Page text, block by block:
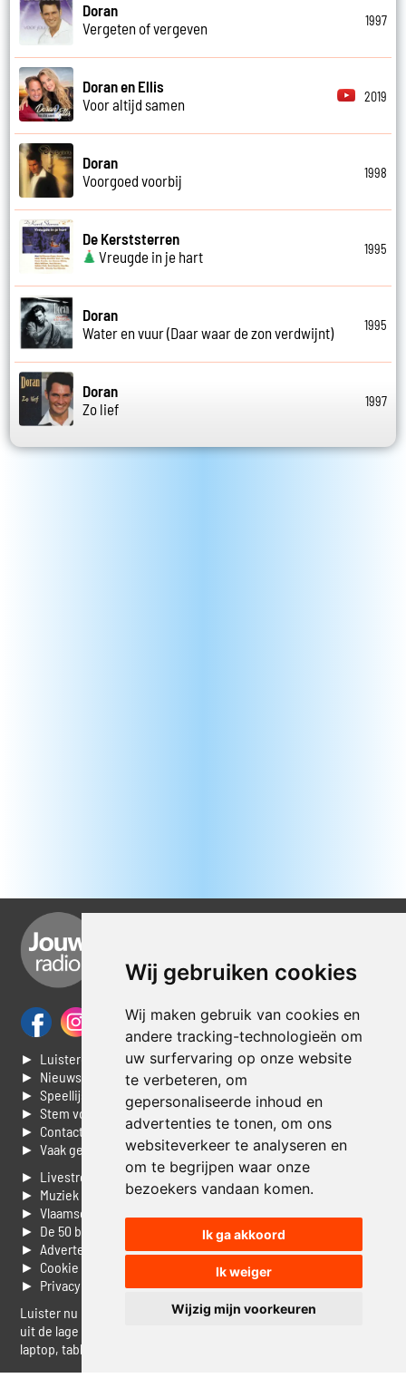
Wij gebruiken cookies
Wij maken gebruik van cookies en
andere tracking-technologieën om
uw surfervaring op onze website
te verbeteren, om
gepersonaliseerde inhoud en
advertenties te tonen, om ons
websiteverkeer te analyseren en
om te begrijpen waar onze
bezoekers vandaan komen.
Ik ga akkoord
Ik weiger
Wijzig mijn voorkeuren
Doran
Vergeten of vergeven
1997
Doran en Ellis
Voor altijd samen
2019
Doran
Voorgoed voorbij
1998
De Kerststerren
Vreugde in je hart
1995
Doran
Water en vuur (Daar waar de zon verdwijnt)
1995
Doran
Zo lief
1997
► Luisteren naar Jouwradio
► Nieuws
► Speellijst
► Stem voor de Dag top 3
► Contacteer ons
► Vaak gestelde vragen
► Livestream informatie
► Muziek opzoeken
► Vlaamse 100 Aller tijden
► De 50 beste van...
► Adverteren op Jouwradio
► Cookie voorkeuren wijzigen
► Privacyinformatie
Luister nu naar Jouwradio! De beste Nederlandstalige muziek
uit de lage landen hoor je hier al 20 jaar. In digitale kwaliteit op je
laptop, tablet of smartphone.